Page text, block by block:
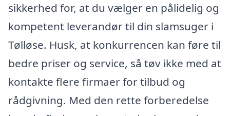
sikkerhed for, at du vælger en pålidelig og
kompetent leverandør til din slamsuger i
Tølløse. Husk, at konkurrencen kan føre til
bedre priser og service, så tøv ikke med at
kontakte flere firmaer for tilbud og
rådgivning. Med den rette forberedelse